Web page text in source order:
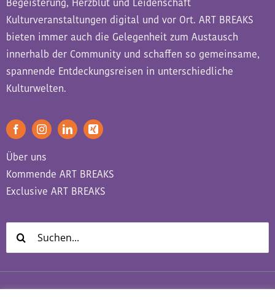
Begeisterung, Herzblut und Leidenschaft
Kulturveranstaltungen digital und vor Ort. ART BREAKS
bieten immer auch die Gelegenheit zum Austausch
innerhalb der Community und schaffen so gemeinsame,
spannende Entdeckungsreisen in unterschiedliche
Kulturwelten.
Über uns
Kommende ART BREAKS
Exclusive ART BREAKS
Suche
nach: